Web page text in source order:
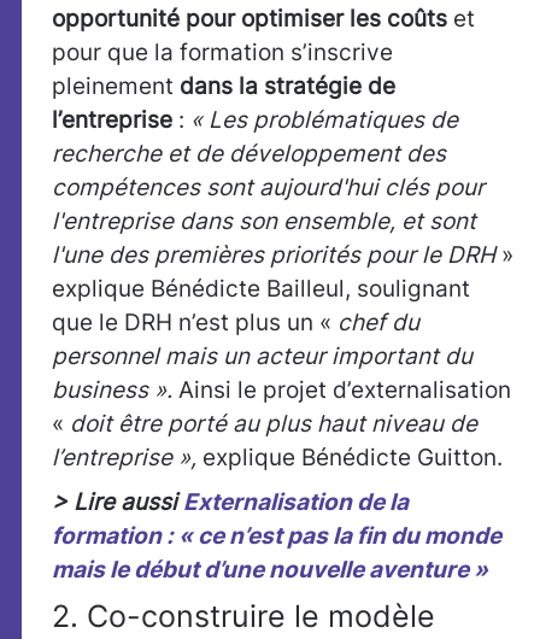
opportunité pour optimiser les coûts et
pour que la formation s’inscrive
pleinement dans la stratégie de
l’entreprise : « Les problématiques de
recherche et de développement des
compétences sont aujourd'hui clés pour
l'entreprise dans son ensemble, et sont
l'une des premières priorités pour le DRH»
explique Bénédicte Bailleul, soulignant
que le DRH n’est plus un « chef du
personnel mais un acteur important du
business ». Ainsi le projet d’externalisation
« doit être porté au plus haut niveau de
l’entreprise », explique Bénédicte Guitton.
> Lire aussiExternalisation de la
formation : « ce n’est pas la fin du monde
mais le début d’une nouvelle aventure »
2. Co-construire le modèle